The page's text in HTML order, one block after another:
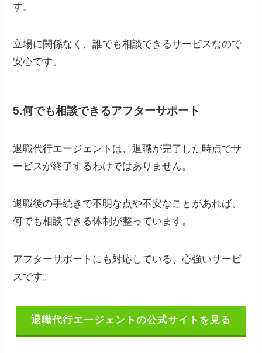
す。
立場に関係なく、誰でも相談できるサービスなので
安心です。
5.何でも相談できるアフターサポート
退職代行エージェントは、退職が完了した時点でサ
ービスが終了するわけではありません。
退職後の手続きで不明な点や不安なことがあれば、
何でも相談できる体制が整っています。
アフターサポートにも対応している、心強いサービ
スです。
退職代行エージェントの公式サイトを見る